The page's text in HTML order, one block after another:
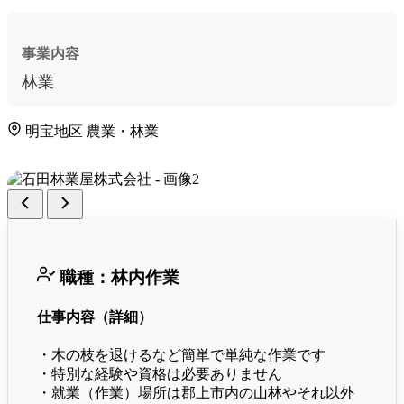
事業内容
林業
明宝地区 農業・林業
職種：林内作業
仕事内容（詳細）
・木の枝を退けるなど簡単で単純な作業です
・特別な経験や資格は必要ありません
・就業（作業）場所は郡上市内の山林やそれ以外